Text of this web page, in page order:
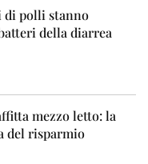
di polli stanno
della diarrea
mezzo letto: la
del risparmio